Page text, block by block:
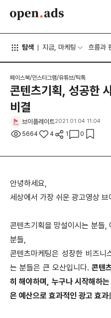
탐색 지금, 마케팅 흐름과
페이스북/인스타그램/유튜브/틱톡
콘텐츠기획, 성공한
비결
브이플레이트2021.01.04 11:04
5664 4 1 0
안녕하세요,
세상에서 가장 쉬운 광고영상
콘텐츠기획을 망설이시는 분들,
분들,
콘텐츠마케팅은 성장한 비즈니
는 분들은 큰 오산입니다. 콘텐
히 해야하며, 누구나 시작해하
은 예산으로 효과적인 광고 효과